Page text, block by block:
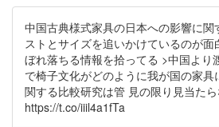
中国古典様式家具の日本への影響に関
ストとサイズを追いかけているのが面
ぼれ落ちる情報を拾ってる >中国より
で椅子文化がどのように我が国の家
関する比較研究は管 見の限り見当た
https://t.co/iiil4a1fTa